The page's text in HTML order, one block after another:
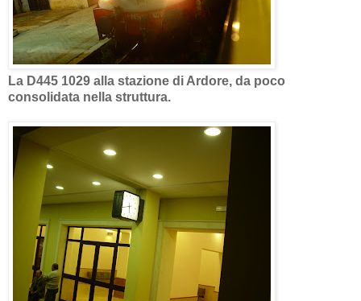
La D445 1029 alla stazione di Ardore, da poco
consolidata nella struttura.